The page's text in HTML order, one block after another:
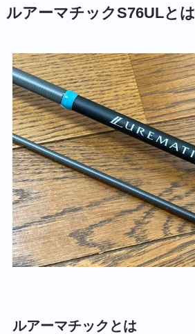
ルアーマチックS76ULとは
ルアーマチックとは